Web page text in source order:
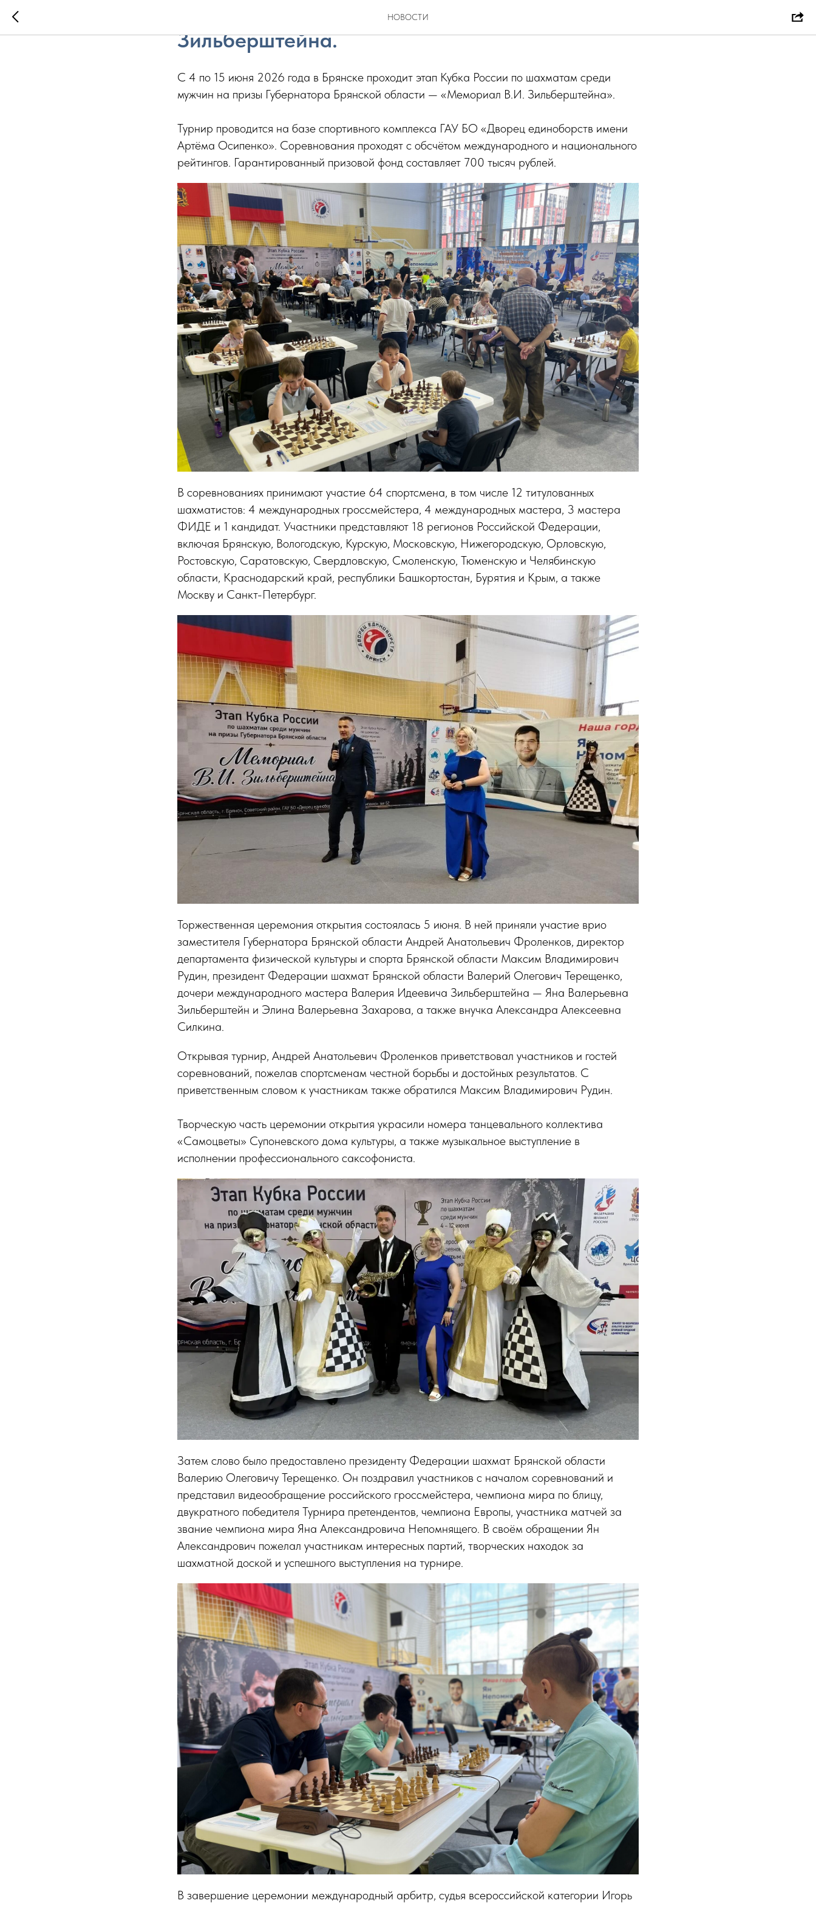
НОВОСТИ
В Брянске стартовал Мемориал В.И.
Зильберштейна.
С 4 по 15 июня 2026 года в Брянске проходит этап Кубка России по шахматам среди
мужчин на призы Губернатора Брянской области — «Мемориал В.И. Зильберштейна».
Турнир проводится на базе спортивного комплекса ГАУ БО «Дворец единоборств имени
Артёма Осипенко». Соревнования проходят с обсчётом международного и национального
рейтингов. Гарантированный призовой фонд составляет 700 тысяч рублей.
В соревнованиях принимают участие 64 спортсмена, в том числе 12 титулованных
шахматистов: 4 международных гроссмейстера, 4 международных мастера, 3 мастера
ФИДЕ и 1 кандидат. Участники представляют 18 регионов Российской Федерации,
включая Брянскую, Вологодскую, Курскую, Московскую, Нижегородскую, Орловскую,
Ростовскую, Саратовскую, Свердловскую, Смоленскую, Тюменскую и Челябинскую
области, Краснодарский край, республики Башкортостан, Бурятия и Крым, а также
Москву и Санкт-Петербург.
Торжественная церемония открытия состоялась 5 июня. В ней приняли участие врио
заместителя Губернатора Брянской области Андрей Анатольевич Фроленков, директор
департамента физической культуры и спорта Брянской области Максим Владимирович
Рудин, президент Федерации шахмат Брянской области Валерий Олегович Терещенко,
дочери международного мастера Валерия Идеевича Зильберштейна — Яна Валерьевна
Зильберштейн и Элина Валерьевна Захарова, а также внучка Александра Алексеевна
Силкина.
Открывая турнир, Андрей Анатольевич Фроленков приветствовал участников и гостей
соревнований, пожелав спортсменам честной борьбы и достойных результатов. С
приветственным словом к участникам также обратился Максим Владимирович Рудин.
Творческую часть церемонии открытия украсили номера танцевального коллектива
«Самоцветы» Супоневского дома культуры, а также музыкальное выступление в
исполнении профессионального саксофониста.
Затем слово было предоставлено президенту Федерации шахмат Брянской области
Валерию Олеговичу Терещенко. Он поздравил участников с началом соревнований и
представил видеообращение российского гроссмейстера, чемпиона мира по блицу,
двукратного победителя Турнира претендентов, чемпиона Европы, участника матчей за
звание чемпиона мира Яна Александровича Непомнящего. В своём обращении Ян
Александрович пожелал участникам интересных партий, творческих находок за
шахматной доской и успешного выступления на турнире.
В завершение церемонии международный арбитр, судья всероссийской категории Игорь